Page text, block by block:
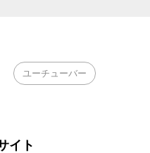
ユーチューバー
イト